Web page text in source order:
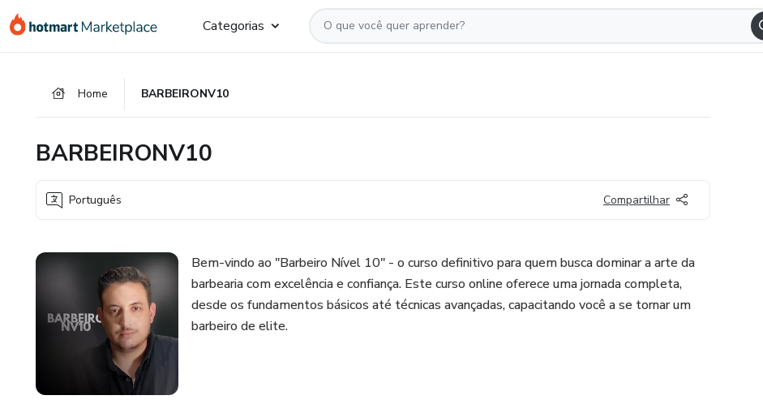
para
para
para
Categorias
Home BARBEIRONV10
BARBEIRONV10
Português Compartilhar
Bem-vindo ao "Barbeiro Nível 10" - o curso definitivo para quem busca dominar a arte da
barbearia com excelência e confiança. Este curso online oferece uma jornada completa,
desde os fundamentos básicos até técnicas avançadas, capacitando você a se tornar um
barbeiro de elite.